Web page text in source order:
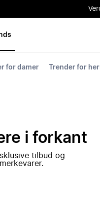
for damer Trender for
i forkant
tilbud og